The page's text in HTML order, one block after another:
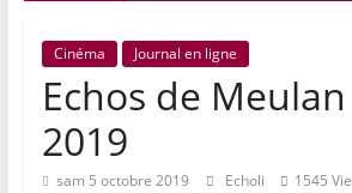
d'information
du
Secteur
Rive
Droite
Cinéma Journal en ligne
Echos de
2019
sam 5 octobre 2019 Echoli 1545